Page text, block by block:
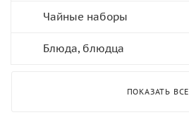
Чайные наборы
Блюда, блюдца
ПОКАЗАТЬ ВСЕ